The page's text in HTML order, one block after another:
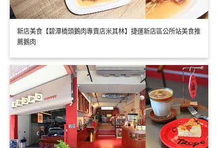
新店美食【碧潭橋頭鵝肉專賣店米其林】捷運新店區公所站美食推
薦鵝肉